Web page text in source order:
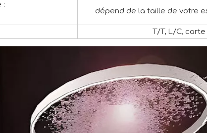
:
dépend de la taille de votre
T/T, L/C,